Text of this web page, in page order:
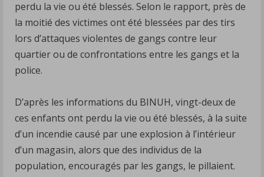
moins
ou
perdu la vie ou été blessés. Selon le rapport, près de
la moitié des victimes ont été blessées par des tirs
lors d’attaques violentes de gangs contre leur
quartier ou de confrontations entre les gangs et la
police.
D’après les informations du BINUH, vingt-deux de
ces enfants ont perdu la vie ou été blessés, à la suite
d’un incendie causé par une explosion à l’intérieur
d’un magasin, alors que des individus de la
population, encouragés par les gangs, le pillaient.